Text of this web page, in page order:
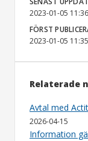
2023-01-05 11:36
FÖRST
2023-01-05 11:35
Relaterade
Avtal med
2026-04-15
Information